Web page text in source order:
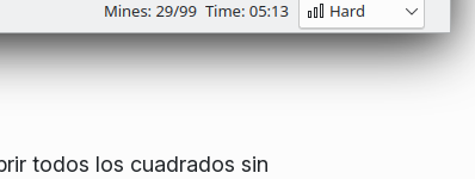
todos los cuadrados sin